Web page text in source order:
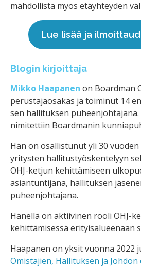
mahdollista myös etäyhteyden
Lue lisää ja
Blogin kirjoittaja
Mikko Haapanen on Boardman
perustajaosakas ja toiminut 14
sen hallituksen
nimitettiin Boardmanin
Hän on osallistunut yli 30 vuoden
yritysten hallitustyöskentelyyn
OHJ-ketjun kehittämiseen
asiantuntijana, hallituksen
puheenjohtajana.
Hänellä on aktiivinen rooli OHJ-
kehittämisessä erityisalueenaan
Haapanen on yksit vuonna 2022
Omistajien, Hallituksen ja Johdon